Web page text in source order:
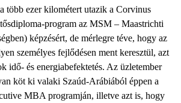
több ezer kilométert utazik a Corvinus
program az MSM – Maastrichti
képzésért, de mérlegre téve, hogy az
személyes fejlődésen ment keresztül, azt
idő- és energiabefektetés. Az üzletember
köt ki valaki Szaúd-Arábiából éppen a
MBA programján, illetve azt is, hogy